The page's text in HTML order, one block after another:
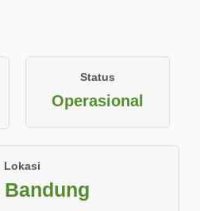
Status
Operasional
Lokasi
Bandung